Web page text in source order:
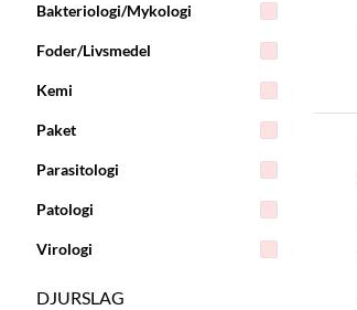
Bakteriologi/Mykologi
Foder/Livsmedel
Kemi
Paket
Parasitologi
Patologi
Virologi
DJURSLAG